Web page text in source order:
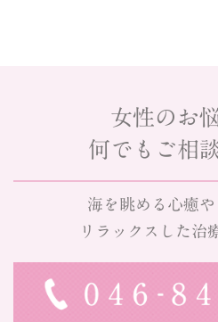
女性のお
何でもご相
海を眺める心癒
リラックスした治